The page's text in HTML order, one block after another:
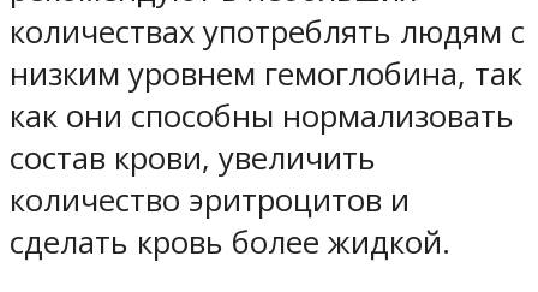
количествах употреблять людям с
низким уровнем гемоглобина, так
как они способны нормализовать
состав крови, увеличить
количество эритроцитов и
сделать кровь более жидкой.